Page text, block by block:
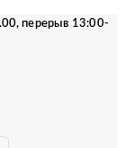
перерыв 13:00-